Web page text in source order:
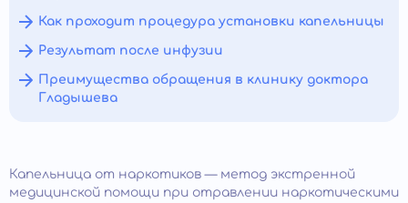
Как проходит процедура установки капельницы
Результат после инфузии
Преимущества обращения в клинику доктора
Гладышева
Капельница от наркотиков — метод экстренной
медицинской помощи при отравлении наркотическими